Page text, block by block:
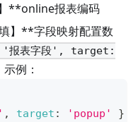
**online报表编码
】**字段映射配置数
表字段', target:
示例：
, target : 'popup' }